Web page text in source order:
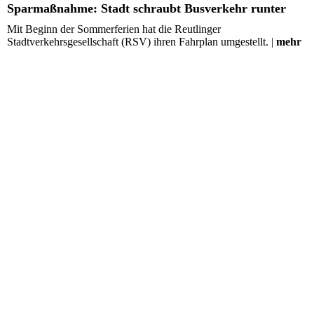
Sparmaßnahme: Stadt schraubt Busverkehr runter
Mit Beginn der Sommerferien hat die Reutlinger
Stadtverkehrsgesellschaft (RSV) ihren Fahrplan umgestellt. | mehr